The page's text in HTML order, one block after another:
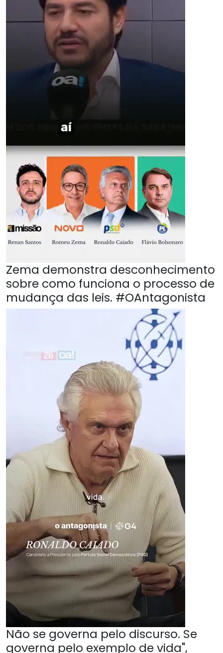
Zema demonstra desconhecimento
sobre como funciona o processo de
mudança das leis. #OAntagonista
Não se governa pelo discurso. Se
governa pelo exemplo de vida",